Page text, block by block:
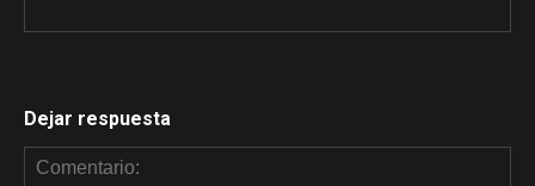
Dejar respuesta